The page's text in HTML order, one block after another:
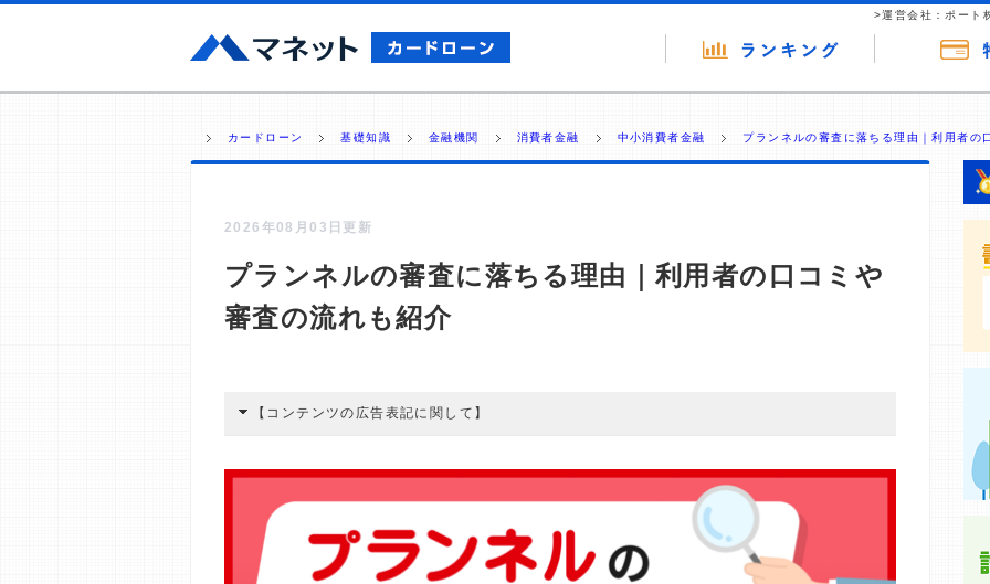
>運営会社：ポート
カードローン 基礎知識 金融機関 消費者金融 中小消費者金融 プランネルの審査に落ちる理由｜利用者の
2026年08月03日更新
プランネルの審査に落ちる理由｜利用者の口コミや
審査の流れも紹介
【コンテンツの広告表記に関して】
酬が支払われるという収益モデルです。 ただし、特定の商品を根拠なくPRするものではなく、当
編集部の調査／ユーザーへの口コミ収集などに基づき、公平性を担保した情報提供を行っていま
>提携企業一覧